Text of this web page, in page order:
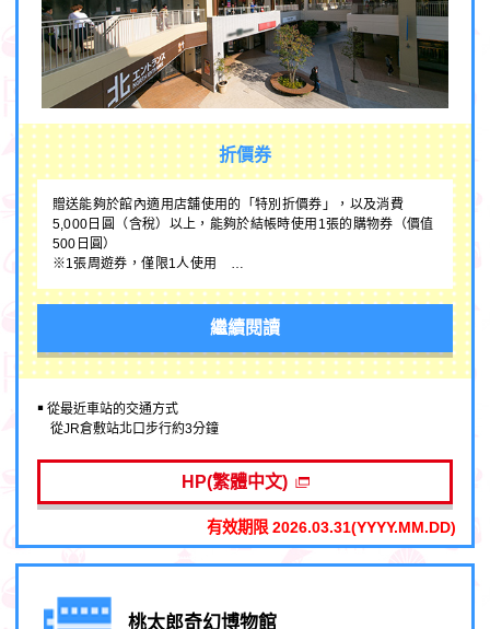
折價券
贈送能夠於館內適用店舖使用的「特別折價券」，以及消費
5,000日圓（含稅）以上，能夠於結帳時使用1張的購物券（價值
500日圓）
※1張周遊券，僅限1人使用 …
繼續閱讀
￭ 從最近車站的交通方式
從JR倉敷站北口步行約3分鐘
HP(繁體中文)
有效期限 2026.03.31(YYYY.MM.DD)
桃太郎奇幻博物館